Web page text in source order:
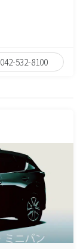
042-532-8100